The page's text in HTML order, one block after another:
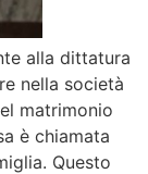
alla dittatura
nella società
matrimonio
è chiamata
Questo